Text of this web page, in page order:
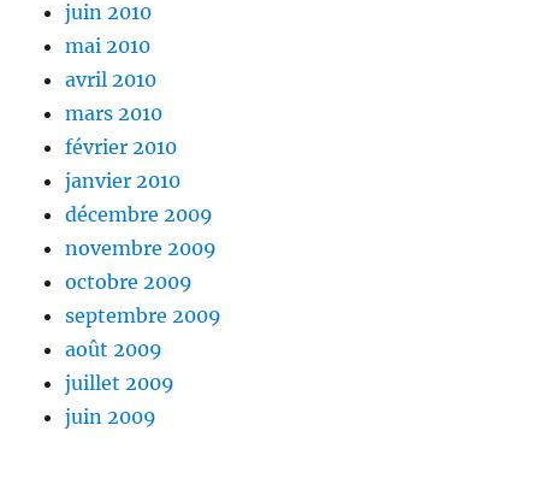
juin 2010
mai 2010
avril 2010
mars 2010
février 2010
janvier 2010
décembre 2009
novembre 2009
octobre 2009
septembre 2009
août 2009
juillet 2009
juin 2009